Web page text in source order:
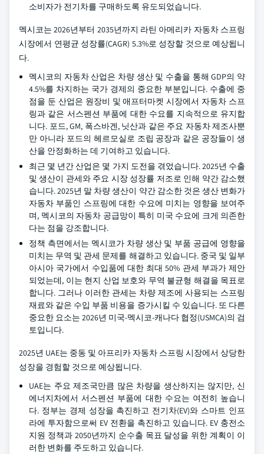
소비자가 전기차를 구매하도록 유도되었습니다.
멕시코는 2026년부터 2035년까지 라틴 아메리카 자동차 스프링
시장에서 연평균 성장률(CAGR) 5.3%로 성장할 것으로 예상됩니
다.
멕시코의 자동차 산업은 차량 생산 및 수출을 통해 GDP의 약
4.5%를 차지하는 국가 경제의 중요한 부분입니다. 수출에 중
점을 둔 산업은 원장비 및 애프터마켓 시장에서 자동차 스프
링과 같은 서스펜션 부품에 대한 수요를 지속적으로 유지합
니다. 포드, GM, 폭스바겐, 닛산과 같은 주요 자동차 제조사뿐
만 아니라 포드의 헤르모실로 조립 공장과 같은 공장들이 생
산을 안정화하는 데 기여하고 있습니다.
최근 몇 년간 산업은 몇 가지 도전을 겪었습니다. 2025년 수출
및 생산이 관세와 주요 시장 성장률 저조로 인해 약간 감소했
습니다. 2025년 말 차량 생산이 약간 감소한 것은 생산 변화가
자동차 부품인 스프링에 대한 수요에 미치는 영향을 보여주
며, 멕시코의 자동차 공급망이 특히 미국 수요에 크게 의존한
다는 점을 강조합니다.
정책 측면에서는 멕시코가 차량 생산 및 부품 공급에 영향을
미치는 무역 및 관세 문제를 해결하고 있습니다. 중국 및 일부
아시아 국가에서 수입품에 대한 최대 50% 관세 부과가 제안
되었는데, 이는 현지 산업 보호와 무역 불균형 해결을 목표로
합니다. 그러나 이러한 관세는 차량 제조에 사용되는 스프링
재료와 같은 수입 부품 비용을 증가시킬 수 있습니다. 또 다른
중요한 요소는 2026년 미국-멕시코-캐나다 협정(USMCA)의 검
토입니다.
2025년 UAE는 중동 및 아프리카 자동차 스프링 시장에서 상당한
성장을 경험할 것으로 예상됩니다.
UAE는 주요 제조국만큼 많은 차량을 생산하지는 않지만, 신
에너지차에서 서스펜션 부품에 대한 수요는 여전히 높습니
다. 정부는 경제 성장을 촉진하고 전기차(EV)와 스마트 인프
라에 투자함으로써 EV 전환을 촉진하고 있습니다. EV 충전소
지원 정책과 2050년까지 순수출 목표 달성을 위한 계획이 이
러한 변화를 주도하고 있습니다.